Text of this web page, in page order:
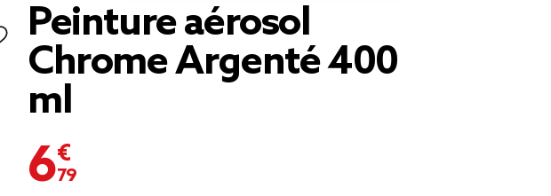
Peinture aérosol
Chrome Argenté 400
ml
6,79 €